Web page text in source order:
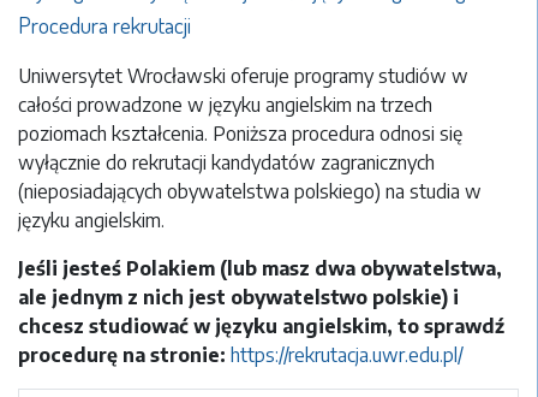
Procedura rekrutacji
Uniwersytet Wrocławski oferuje programy studiów w
całości prowadzone w języku angielskim na trzech
poziomach kształcenia. Poniższa procedura odnosi się
wyłącznie do rekrutacji kandydatów zagranicznych
(nieposiadających obywatelstwa polskiego) na studia w
języku angielskim.
Jeśli jesteś Polakiem (lub masz dwa obywatelstwa,
ale jednym z nich jest obywatelstwo polskie) i
chcesz studiować w języku angielskim, to sprawdź
procedurę na stronie: https://rekrutacja.uwr.edu.pl/